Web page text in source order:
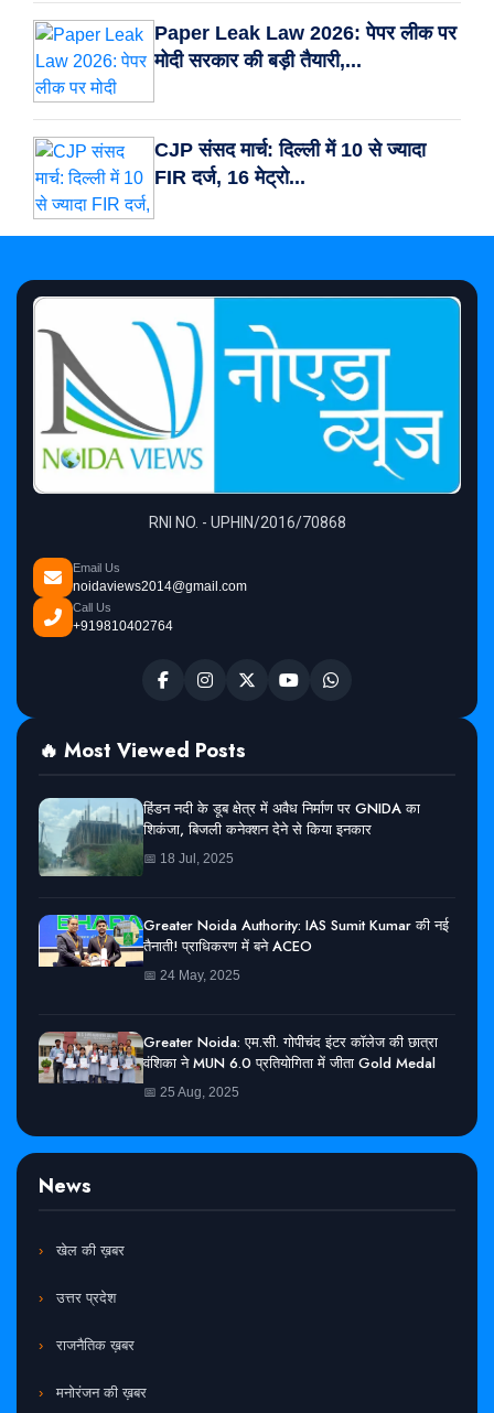
Paper Leak Law 2026: पेपर लीक पर
मोदी सरकार की बड़ी तैयारी,...
CJP संसद मार्च: दिल्ली में 10 से ज्यादा
FIR दर्ज, 16 मेट्रो...
RNI NO. - UPHIN/2016/70868
Email Us
noidaviews2014@gmail.com
Call Us
+919810402764
🔥 Most Viewed Posts
हिंडन नदी के डूब क्षेत्र में अवैध निर्माण पर GNIDA का
शिकंजा, बिजली कनेक्शन देने से किया इनकार
📅 18 Jul, 2025
Greater Noida Authority: IAS Sumit Kumar की नई
तैनाती! प्राधिकरण में बने ACEO
📅 24 May, 2025
Greater Noida: एम.सी. गोपीचंद इंटर कॉलेज की छात्रा
वंशिका ने MUN 6.0 प्रतियोगिता में जीता Gold Medal
📅 25 Aug, 2025
News
खेल की ख़बर
उत्तर प्रदेश
राजनैतिक ख़बर
मनोरंजन की ख़बर